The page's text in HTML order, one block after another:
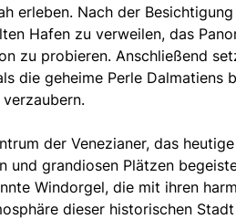
erleben. Nach der
Hafen zu verweilen, das
zu probieren. Anschließend
die geheime Perle Dalmatiens
der Venezianer, das
grandiosen Plätzen
Windorgel, die mit ihren
dieser historischen